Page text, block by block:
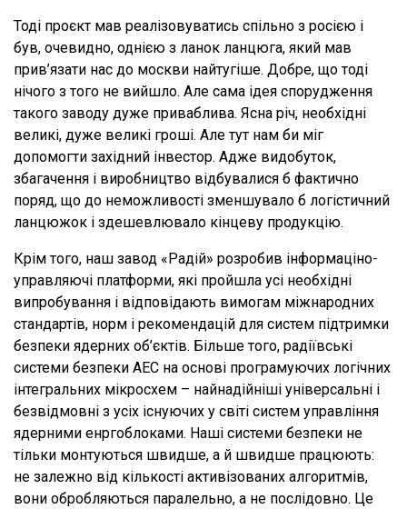
Тоді проєкт мав реалізовуватись спільно з росією і
був, очевидно, однією з ланок ланцюга, який мав
прив’язати нас до москви найтугіше. Добре, що тоді
нічого з того не вийшло. Але сама ідея спорудження
такого заводу дуже приваблива. Ясна річ, необхідні
великі, дуже великі гроші. Але тут нам би міг
допомогти західний інвестор. Адже видобуток,
збагачення і виробництво відбувалися б фактично
поряд, що до неможливості зменшувало б логістичний
ланцюжок і здешевлювало кінцеву продукцію.
Крім того, наш завод «Радій» розробив інформаціно-
управляючі платформи, які пройшла усі необхідні
випробування і відповідають вимогам міжнародних
стандартів, норм і рекомендацій для систем підтримки
безпеки ядерних об’єктів. Більше того, радіївські
системи безпеки АЕС на основі програмуючих логічних
інтегральних мікросхем – найнадійніші універсальні і
безвідмовні з усіх існуючих у світі систем управління
ядерними енргоблоками. Наші системи безпеки не
тільки монтуються швидше, а й швидше працюють:
не залежно від кількості активізованих алгоритмів,
вони обробляються паралельно, а не послідовно. Це